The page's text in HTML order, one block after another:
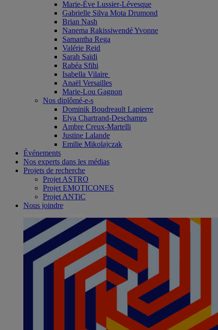
Marie-Ève Lussier-Lévesque
Gabrielle Silva Mota Drumond
Brian Nash
Nanema Rakissiwendé Yvonne
Samantha Rega
Valérie Reid
Sarah Saïdi
Rabéa Sfihi
Isabella Vilaire
Anaël Versailles
Marie-Lou Gagnon
Nos diplômé-e-s
Dominik Boudreault Lapierre
Elya Chartrand-Deschamps
Ambre Creux-Martelli
Justine Lalande
Emilie Mikolajczak
Événements
Nos experts dans les médias
Projets de recherche
Projet ASTRO
Projet EMOTICONES
Projet ANTiC
Nous joindre